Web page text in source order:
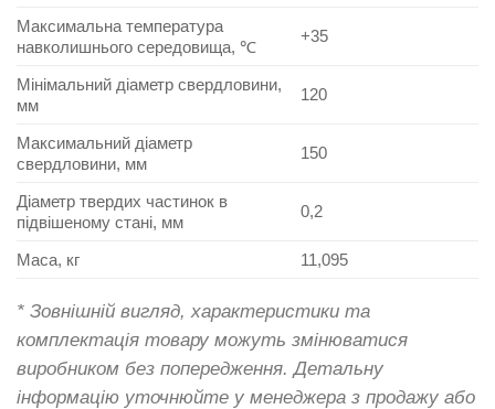
Максимальна температура
навколишнього середовища, ℃
+35
Мінімальний діаметр свердловини,
мм
120
Максимальний діаметр
свердловини, мм
150
Діаметр твердих частинок в
підвішеному стані, мм
0,2
Маса, кг 11,095
* Зовнішній вигляд, характеристики та
комплектація товару можуть змінюватися
виробником без попередження. Детальну
інформацію уточнюйте у менеджера з продажу або